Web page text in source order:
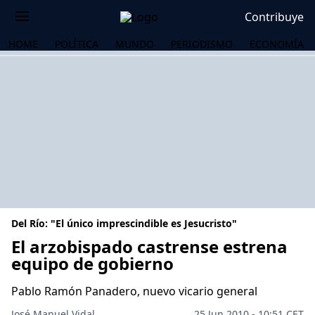
Contribuye
HOME POLÍTICA MUNDO PERIODISMO ECONOMÍA
Del Río: "El único imprescindible es Jesucristo"
El arzobispado castrense estrena
equipo de gobierno
Pablo Ramón Panadero, nuevo vicario general